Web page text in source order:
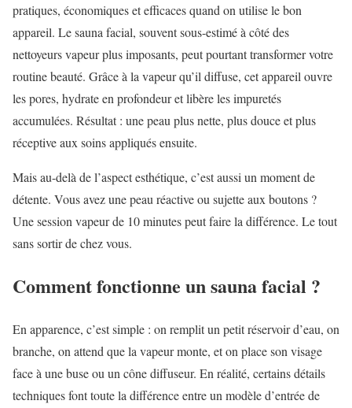
pratiques, économiques et efficaces quand on utilise le bon
appareil. Le sauna facial, souvent sous-estimé à côté des
nettoyeurs vapeur plus imposants, peut pourtant transformer votre
routine beauté. Grâce à la vapeur qu’il diffuse, cet appareil ouvre
les pores, hydrate en profondeur et libère les impuretés
accumulées. Résultat : une peau plus nette, plus douce et plus
réceptive aux soins appliqués ensuite.
Mais au-delà de l’aspect esthétique, c’est aussi un moment de
détente. Vous avez une peau réactive ou sujette aux boutons ?
Une session vapeur de 10 minutes peut faire la différence. Le tout
sans sortir de chez vous.
Comment fonctionne un sauna facial ?
En apparence, c’est simple : on remplit un petit réservoir d’eau, on
branche, on attend que la vapeur monte, et on place son visage
face à une buse ou un cône diffuseur. En réalité, certains détails
techniques font toute la différence entre un modèle d’entrée de